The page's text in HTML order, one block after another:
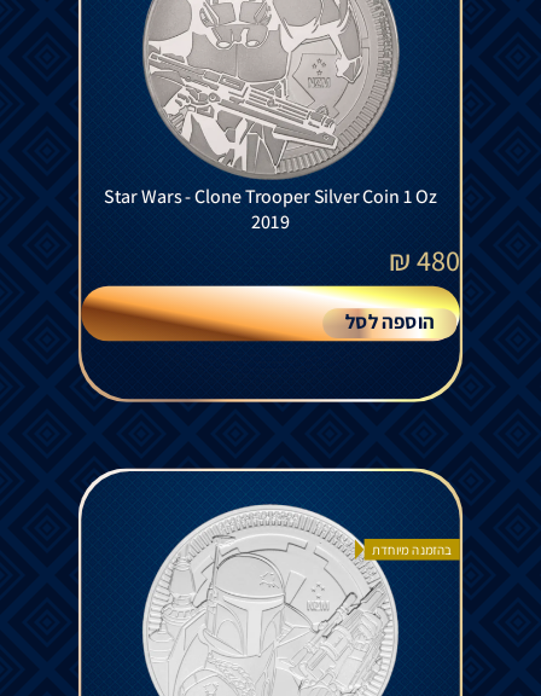
Star Wars - Clone Trooper Silver Coin 1 Oz
2019
480
₪
הוספה לסל
בהזמנה מיוחדת